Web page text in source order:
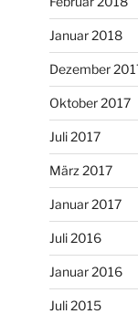
Januar 2018
Dezember
Oktober 2017
Juli 2017
März 2017
Januar 2017
Juli 2016
Januar 2016
Juli 2015